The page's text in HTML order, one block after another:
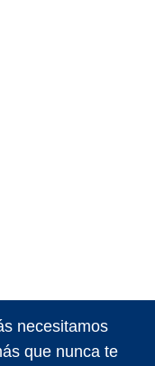
necesitamos
que nunca te